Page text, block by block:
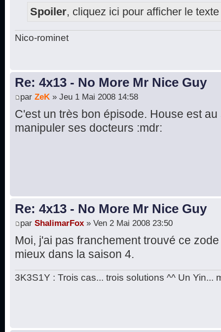
Spoiler, cliquez ici pour afficher le texte
Nico-rominet
Re: 4x13 - No More Mr Nice Guy
par ZeK » Jeu 1 Mai 2008 14:58
C'est un très bon épisode. House est
manipuler ses docteurs :mdr:
Re: 4x13 - No More Mr Nice Guy
par ShalimarFox » Ven 2 Mai 2008 23:50
Moi, j'ai pas franchement trouvé ce
mieux dans la saison 4.
3K3S1Y : Trois cas... trois solutions ^^ Un Yin...